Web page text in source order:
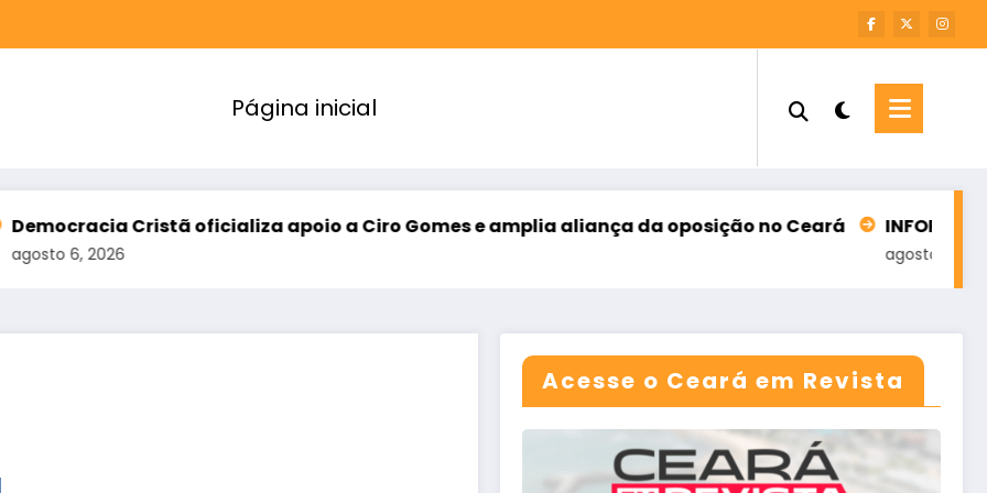
Página inicial
Cristã oficializa apoio a Ciro Gomes e amplia aliança da oposição no Ceará INFORME – M7
agosto 6, 2026
Acesse o Ceará em Revista